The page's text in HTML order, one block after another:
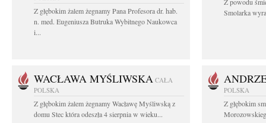
Z głębokim żalem żegnamy Pana Profesora dr. hab.
n. med. Eugeniusza Butruka Wybitnego Naukowca
i...
Smolarka
WACŁAWA MYŚLIWSKA CAŁA
POLSKA
Z głębokim żalem żegnamy Wacławę Myśliwską z
domu Stec która odeszła 4 sierpnia w wieku...
POLSKA
Z głębokim